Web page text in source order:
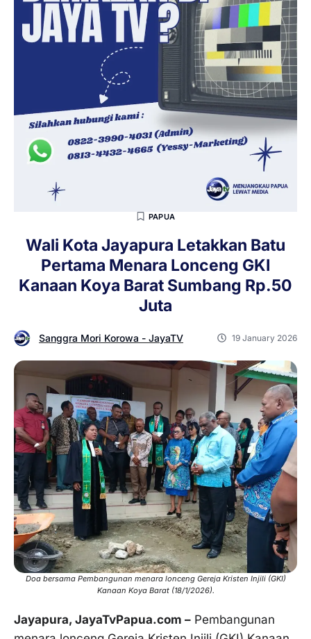
PAPUA
Wali Kota Jayapura Letakkan Batu
Pertama Menara Lonceng GKI
Kanaan Koya Barat Sumbang Rp.50
Juta
Sanggra Mori Korowa - JayaTV 19 January 2026
Doa bersama Pembangunan menara lonceng Gereja Kristen Injili (GKI)
Kanaan Koya Barat (18/1/2026).
Jayapura, JayaTvPapua.com – Pembangunan